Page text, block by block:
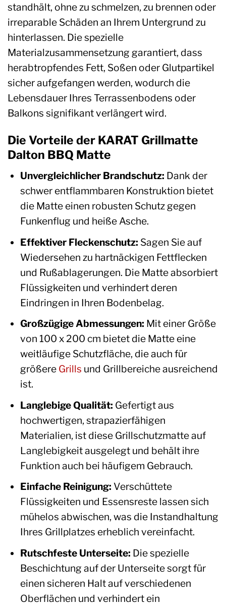
standhält, ohne zu schmelzen, zu brennen oder
irreparable Schäden an Ihrem Untergrund zu
hinterlassen. Die spezielle
Materialzusammensetzung garantiert, dass
herabtropfendes Fett, Soßen oder Glutpartikel
sicher aufgefangen werden, wodurch die
Lebensdauer Ihres Terrassenbodens oder
Balkons signifikant verlängert wird.
Die Vorteile der KARAT Grillmatte
Dalton BBQ Matte
Unvergleichlicher Brandschutz: Dank der
schwer entflammbaren Konstruktion bietet
die Matte einen robusten Schutz gegen
Funkenflug und heiße Asche.
Effektiver Fleckenschutz: Sagen Sie auf
Wiedersehen zu hartnäckigen Fettflecken
und Rußablagerungen. Die Matte absorbiert
Flüssigkeiten und verhindert deren
Eindringen in Ihren Bodenbelag.
Großzügige Abmessungen: Mit einer Größe
von 100 x 200 cm bietet die Matte eine
weitläufige Schutzfläche, die auch für
größere Grills und Grillbereiche ausreichend
ist.
Langlebige Qualität: Gefertigt aus
hochwertigen, strapazierfähigen
Materialien, ist diese Grillschutzmatte auf
Langlebigkeit ausgelegt und behält ihre
Funktion auch bei häufigem Gebrauch.
Einfache Reinigung: Verschüttete
Flüssigkeiten und Essensreste lassen sich
mühelos abwischen, was die Instandhaltung
Ihres Grillplatzes erheblich vereinfacht.
Rutschfeste Unterseite: Die spezielle
Beschichtung auf der Unterseite sorgt für
einen sicheren Halt auf verschiedenen
Oberflächen und verhindert ein